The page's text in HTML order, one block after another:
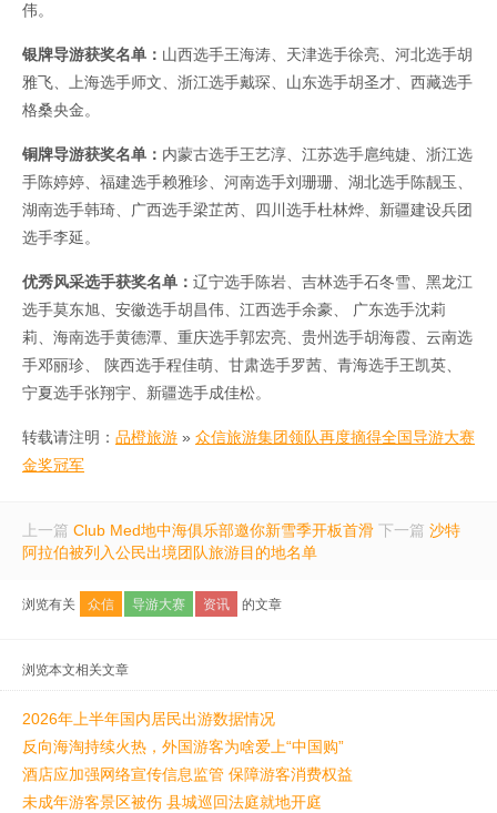
伟。
银牌导游获奖名单： 山西选手王海涛、天津选手徐亮、河北选手胡
雅飞、上海选手师文、浙江选手戴琛、山东选手胡圣才、西藏选手
格桑央金。
铜牌导游获奖名单： 内蒙古选手王艺淳、江苏选手扈纯婕、浙江选
手陈婷婷、福建选手赖雅珍、河南选手刘珊珊、湖北选手陈靓玉、
湖南选手韩琦、广西选手梁芷芮、四川选手杜林烨、新疆建设兵团
选手李延。
优秀风采选手获奖名单： 辽宁选手陈岩、吉林选手石冬雪、黑龙江
选手莫东旭、安徽选手胡昌伟、江西选手余豪、 广东选手沈莉
莉、海南选手黄德潭、重庆选手郭宏亮、贵州选手胡海霞、云南选
手邓丽珍、 陕西选手程佳萌、甘肃选手罗茜、青海选手王凯英、
宁夏选手张翔宇、新疆选手成佳松。
转载请注明： 品橙旅游 » 众信旅游集团领队再度摘得全国导游大赛
金奖冠军
上一篇 Club Med地中海俱乐部邀你新雪季开板首滑 下一篇 沙特
阿拉伯被列入公民出境团队旅游目的地名单
浏览有关 众信 导游大赛 资讯 的文章
浏览本文相关文章
2026年上半年国内居民出游数据情况
反向海淘持续火热，外国游客为啥爱上“中国购”
酒店应加强网络宣传信息监管 保障游客消费权益
未成年游客景区被伤 县城巡回法庭就地开庭